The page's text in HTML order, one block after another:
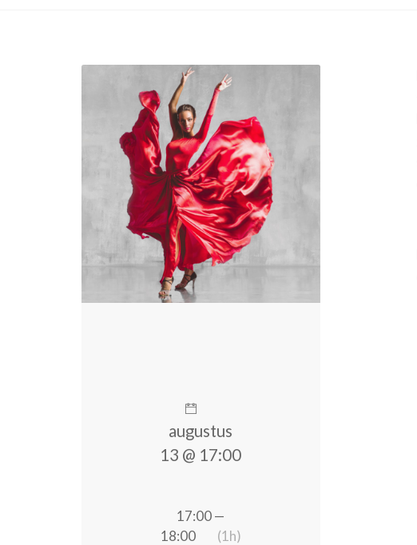
augustus
13 @ 17:00
17:00 —
18:00
(1h)